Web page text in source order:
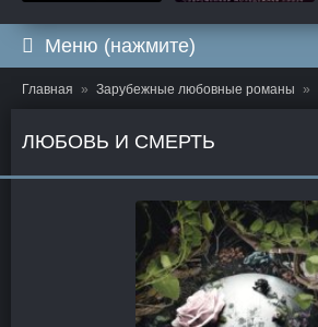
Меню (нажмите)
Главная Зарубежные любовные романы
ЛЮБОВЬ И СМЕРТЬ